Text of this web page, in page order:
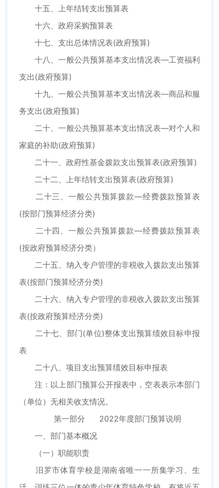
十五、上年结转支出预算表
十六、政府采购预算表
十七、支出总体情况表(政府预算)
十八、一般公共预算基本支出情况表—工资福利
支出(政府预算)
十九、一般公共预算基本支出情况表—商品和服
务支出(政府预算)
二十、一般公共预算基本支出情况表—对个人和
家庭的补助(政府预算)
二十一、政府性基金拨款支出预算表(政府预算)
二十二、上年结转支出预算表(政府预算)
二十三、一般公共预算拨款—经费拨款预算表
(按部门预算经济分类)
二十四、一般公共预算拨款—经费拨款预算表
(按政府预算经济分类）
二十五、纳入专户管理的非税收入拨款支出预算
表(按部门预算经济分类)
二十六、纳入专户管理的非税收入拨款支出预算
表(按政府预算经济分类)
二十七、部门(单位)整体支出预算绩效目标申报
表
二十八、项目支出预算绩效目标申报表
注：以上部门预算公开报表中，空表表示本部门
（单位）无相关收支情况。
第一部分
2022年度部门预算说明
一、部门基本概况
（一）职能职责
汨罗市体育学校是湖南省唯一一所集学习、生